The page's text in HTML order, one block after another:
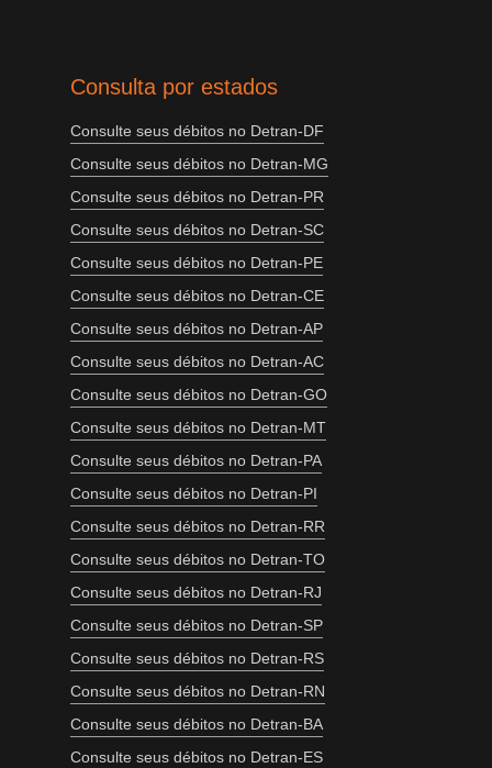
Consulta por estados
Consulte seus débitos no Detran-DF
Consulte seus débitos no Detran-MG
Consulte seus débitos no Detran-PR
Consulte seus débitos no Detran-SC
Consulte seus débitos no Detran-PE
Consulte seus débitos no Detran-CE
Consulte seus débitos no Detran-AP
Consulte seus débitos no Detran-AC
Consulte seus débitos no Detran-GO
Consulte seus débitos no Detran-MT
Consulte seus débitos no Detran-PA
Consulte seus débitos no Detran-PI
Consulte seus débitos no Detran-RR
Consulte seus débitos no Detran-TO
Consulte seus débitos no Detran-RJ
Consulte seus débitos no Detran-SP
Consulte seus débitos no Detran-RS
Consulte seus débitos no Detran-RN
Consulte seus débitos no Detran-BA
Consulte seus débitos no Detran-ES